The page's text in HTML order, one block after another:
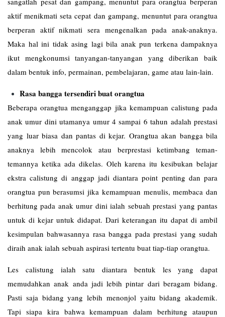
aktif menikmati seta cepat dan gampang, menuntut para orangtua
berperan aktif nikmati sera mengenalkan pada anak-anaknya.
Maka hal ini tidak asing lagi bila anak pun terkena dampaknya
ikut mengkonumsi tanyangan-tanyangan yang diberikan baik
dalam bentuk info, permainan, pembelajaran, game atau lain-lain.
Rasa bangga tersendiri buat orangtua
Beberapa orangtua menganggap jika kemampuan calistung pada
anak umur dini utamanya umur 4 sampai 6 tahun adalah prestasi
yang luar biasa dan pantas di kejar. Orangtua akan bangga bila
anaknya lebih mencolok atau berprestasi ketimbang teman-
temannya ketika ada dikelas. Oleh karena itu kesibukan belajar
ekstra calistung di anggap jadi diantara point penting dan para
orangtua pun berasumsi jika kemampuan menulis, membaca dan
berhitung pada anak umur dini ialah sebuah prestasi yang pantas
untuk di kejar untuk didapat. Dari keterangan itu dapat di ambil
kesimpulan bahwasannya rasa bangga pada prestasi yang sudah
diraih anak ialah sebuah aspirasi tertentu buat tiap-tiap orangtua.
Les calistung ialah satu diantara bentuk les yang dapat
memudahkan anak anda jadi lebih pintar dari beragam bidang.
Pasti saja bidang yang lebih menonjol yaitu bidang akademik.
Tapi siapa kira bahwa kemampuan dalam berhitung ataupun